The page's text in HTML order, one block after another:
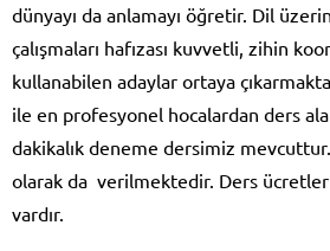
dünyayı da anlamayı öğretir. Dil
çalışmaları hafızası kuvvetli, zihin
kullanabilen adaylar ortaya
ile en profesyonel hocalardan ders
dakikalık deneme dersimiz
olarak da verilmektedir. Ders
vardır.